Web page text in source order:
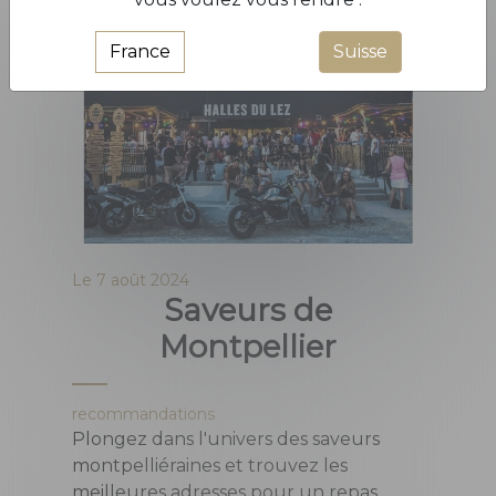
locales pour vos prochaines pauses
sucrées et brunchs en ville.
Le 7 août 2024
Saveurs de
Montpellier
recommandations
Plongez dans l'univers des saveurs
montpelliéraines et trouvez les
France Suisse